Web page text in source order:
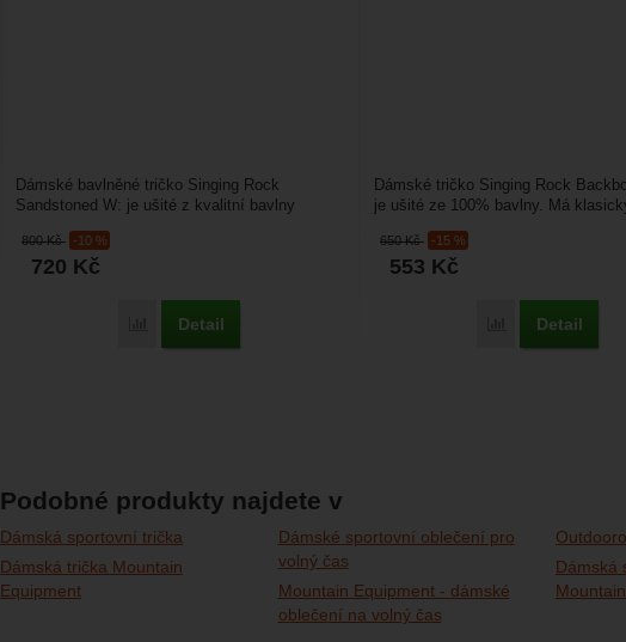
800Kč -10 %
720 Kč
Porovnat
Detail
Dámské bavlněné tričko Singing Rock
Sandstoned W: je ušité z kvalitní bavlny
650Kč -15 %
553 Kč
Porovnat
Detail
Dámské tričko Singing Rock
je ušité ze 100% bavlny. Má
Podobné produkty najdete v
Dámská sportovní trička
Dámská trička Mountain
Equipment
Dámské sportovní oblečení pro
volný čas
Mountain Equipment - dámské
oblečení na volný čas
Dámská